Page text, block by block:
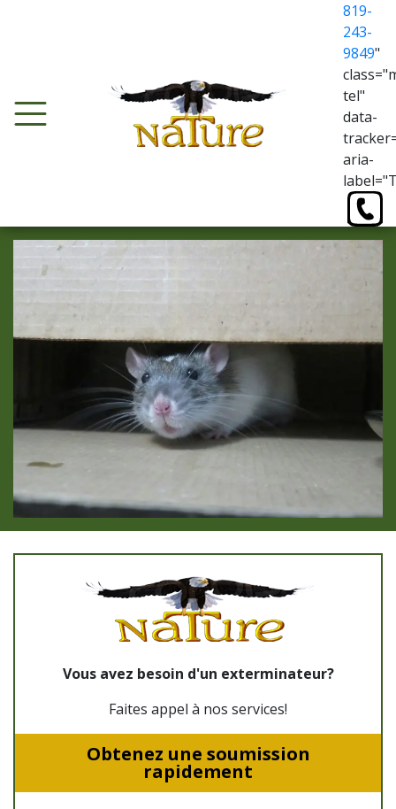
819-
243-
9849"
tel"
data-
aria-
Vous avez besoin d'un exterminateur?
Faites appel à nos services!
Obtenez une soumission
rapidement